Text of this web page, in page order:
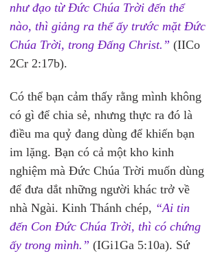
như đạo từ Đức Chúa Trời đến thể
nào, thì giảng ra thể ấy trước mặt Đức
Chúa Trời, trong Đấng Christ.” (IICo
2Cr 2:17b).
Có thể bạn cảm thấy rằng mình không
có gì để chia sẻ, nhưng thực ra đó là
điều ma quỷ đang dùng để khiến bạn
im lặng. Bạn có cả một kho kinh
nghiệm mà Đức Chúa Trời muốn dùng
để đưa dắt những người khác trở về
nhà Ngài. Kinh Thánh chép, “Ai tin
đến Con Đức Chúa Trời, thì có chứng
ấy trong mình.” (IGi1Ga 5:10a). Sứ